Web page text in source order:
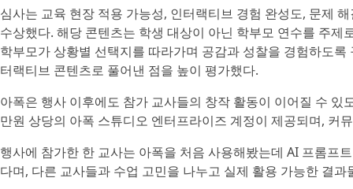
심사는 교육 현장 적용 가능성, 인터랙티브 경험 완성도, 문제
수상했다. 해당 콘텐츠는 학생 대상이 아닌 학부모 연수를 주
학부모가 상황별 선택지를 따라가며 공감과 성찰을 경험하도
터랙티브 콘텐츠로 풀어낸 점을 높이 평가했다.
아폭은 행사 이후에도 참가 교사들의 창작 활동이 이어질 수
만원 상당의 아폭 스튜디오 엔터프라이즈 계정이 제공되며, 커
행사에 참가한 한 교사는 아폭을 처음 사용해봤는데 AI 프롬프
다며, 다른 교사들과 수업 고민을 나누고 실제 활용 가능한 결